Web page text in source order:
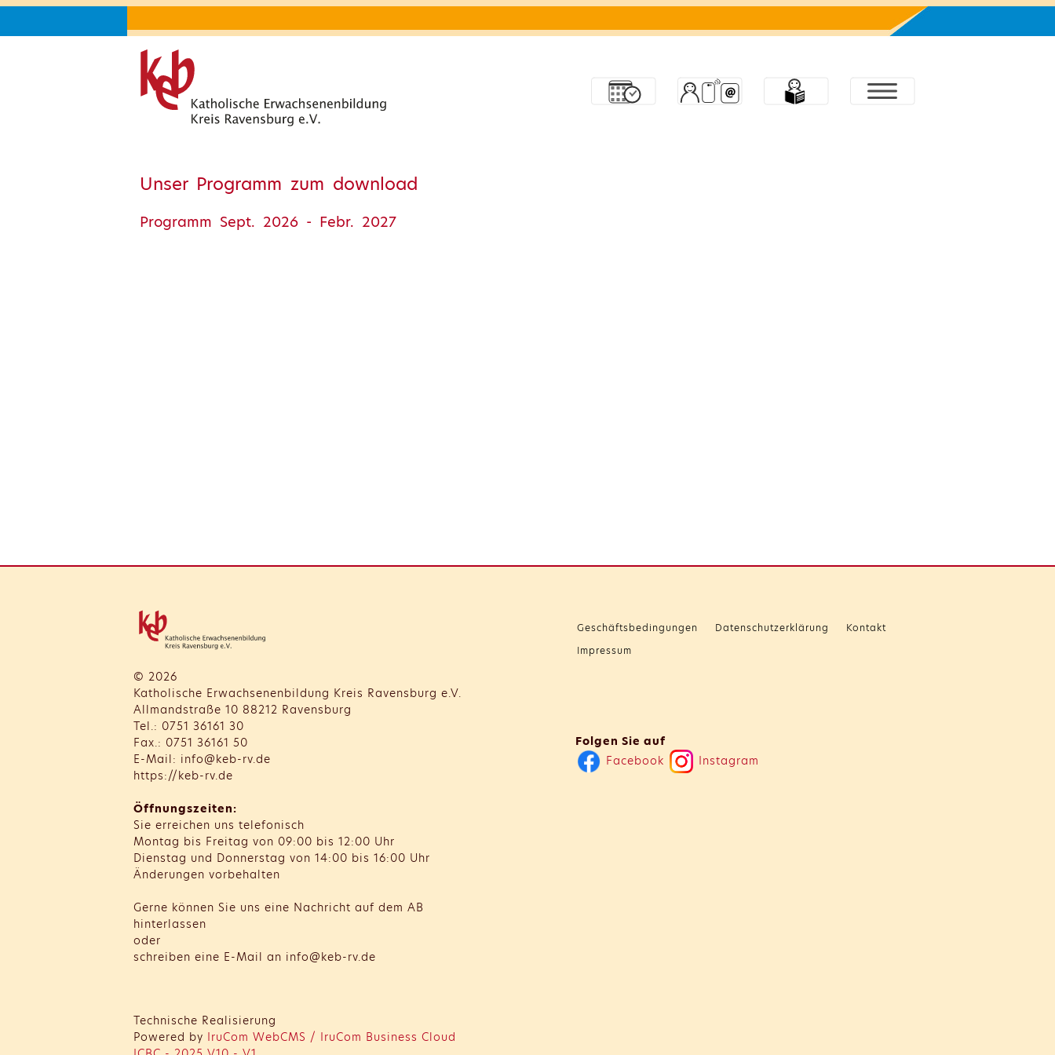
Unser Programm zum download
Programm Sept. 2026 - Febr. 2027
© 2026
Katholische Erwachsenenbildung Kreis Ravensburg e.V.
Allmandstraße 10 88212 Ravensburg
Tel.: 0751 36161 30
Fax.: 0751 36161 50
E-Mail: info@keb-rv.de
https://keb-rv.de
Öffnungszeiten:
Sie erreichen uns telefonisch
Montag bis Freitag von 09:00 bis 12:00 Uhr
Dienstag und Donnerstag von 14:00 bis 16:00 Uhr
Änderungen vorbehalten
Gerne können Sie uns eine Nachricht auf dem AB
hinterlassen
oder
schreiben eine E-Mail an info@keb-rv.de
Geschäftsbedingungen Datenschutzerklärung
Kontakt
Impressum
Folgen Sie auf
Facebook
Instagram
Technische Realisierung
Powered by IruCom WebCMS / IruCom Business Cloud